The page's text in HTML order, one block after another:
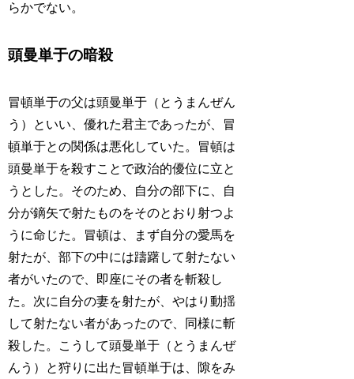
らかでない。
頭曼単于の暗殺
冒頓単于の父は頭曼単于（とうまんぜん
う）といい、優れた君主であったが、冒
頓単于との関係は悪化していた。冒頓は
頭曼単于を殺すことで政治的優位に立と
うとした。そのため、自分の部下に、自
分が鏑矢で射たものをそのとおり射つよ
うに命じた。冒頓は、まず自分の愛馬を
射たが、部下の中には躊躇して射たない
者がいたので、即座にその者を斬殺し
た。次に自分の妻を射たが、やはり動揺
して射たない者があったので、同様に斬
殺した。こうして頭曼単于（とうまんぜ
んう）と狩りに出た冒頓単于は、隙をみ